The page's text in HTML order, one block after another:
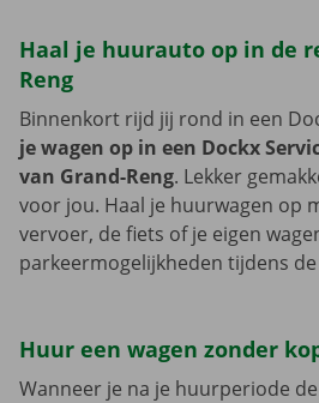
Haal je huurauto op in de
Reng
Binnenkort rijd jij rond in een
je wagen op in een Dockx
van Grand-Reng. Lekker
voor jou. Haal je huurwagen op
vervoer, de fiets of je eigen
parkeermogelijkheden tijdens
Huur een wagen zonder
Wanneer je na je huurperiode